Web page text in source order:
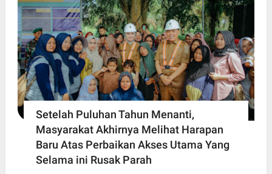
Setelah Puluhan Tahun Menanti,
Masyarakat Akhirnya Melihat Harapan
Baru Atas Perbaikan Akses Utama Yang
Selama ini Rusak Parah